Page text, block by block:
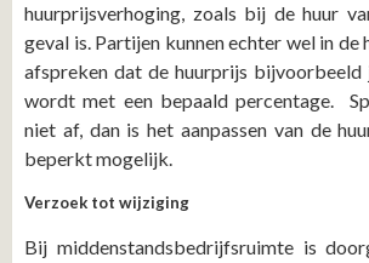
huurprijsverhoging, zoals bij de huur
geval is. Partijen kunnen echter wel in de
afspreken dat de huurprijs
wordt met een bepaald percentage.
niet af, dan is het aanpassen van de
beperkt mogelijk.
Verzoek tot wijziging
Bij middenstandsbedrijfsruimte is